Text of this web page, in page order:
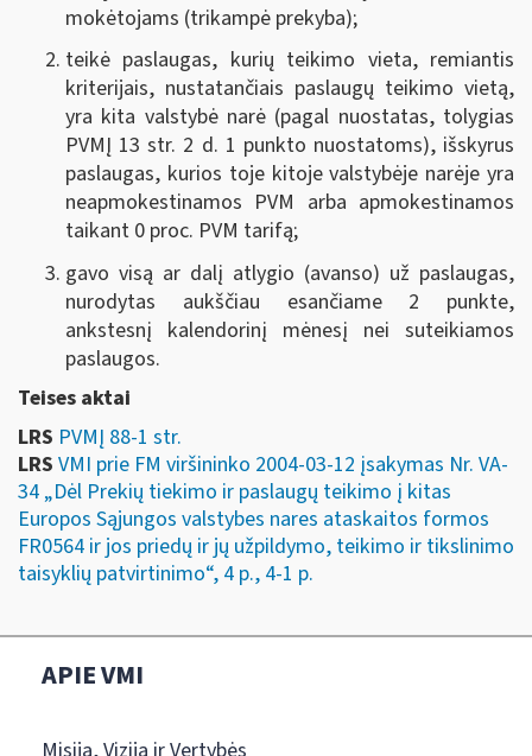
mokėtojams (trikampė prekyba);
teikė paslaugas, kurių teikimo vieta, remiantis
kriterijais, nustatančiais paslaugų teikimo vietą,
yra kita valstybė narė (pagal nuostatas, tolygias
PVMĮ 13 str. 2 d. 1 punkto nuostatoms), išskyrus
paslaugas, kurios toje kitoje valstybėje narėje yra
neapmokestinamos PVM arba apmokestinamos
taikant 0 proc. PVM tarifą;
gavo visą ar dalį atlygio (avanso) už paslaugas,
nurodytas aukščiau esančiame 2 punkte,
ankstesnį kalendorinį mėnesį nei suteikiamos
paslaugos.
Teises aktai
LRS PVMĮ 88-1 str.
LRS VMI prie FM viršininko 2004-03-12 įsakymas Nr. VA-
34 „Dėl Prekių tiekimo ir paslaugų teikimo į kitas
Europos Sąjungos valstybes nares ataskaitos formos
FR0564 ir jos priedų ir jų užpildymo, teikimo ir tikslinimo
taisyklių patvirtinimo“, 4 p., 4-1 p.
APIE VMI
Misija, Vizija ir Vertybės